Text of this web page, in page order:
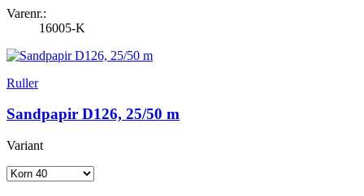
Varenr.:
16005-K
Ruller
Sandpapir D126, 25/50 m
Variant